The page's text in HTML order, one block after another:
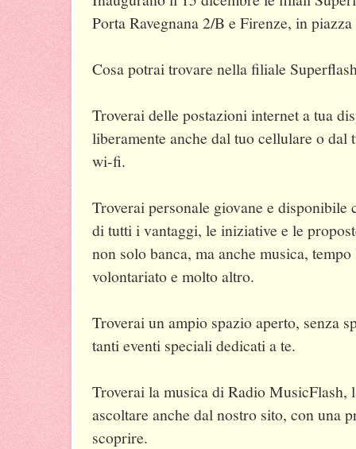
Porta Ravegnana 2/B e Firenze, in
Cosa potrai trovare nella filiale
Troverai delle postazioni internet a tua
liberamente anche dal tuo cellulare o
wi-fi.
Troverai personale giovane e disponibile
di tutti i vantaggi, le iniziative e le
non solo banca, ma anche musica,
volontariato e molto altro.
Troverai un ampio spazio aperto, senza
tanti eventi speciali dedicati a te.
Troverai la musica di Radio MusicFlash,
ascoltare anche dal nostro sito, con una
scoprire.